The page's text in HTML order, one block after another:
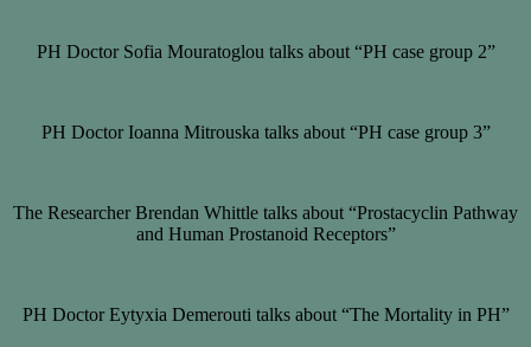
PH Doctor Sofia Mouratoglou talks about “PH case group 2”
PH Doctor Ioanna Mitrouska talks about “PH case group 3”
The Researcher Brendan Whittle talks about “Prostacyclin Pathway
and Human Prostanoid Receptors”
PH Doctor Eytyxia Demerouti talks about “The Mortality in PH”